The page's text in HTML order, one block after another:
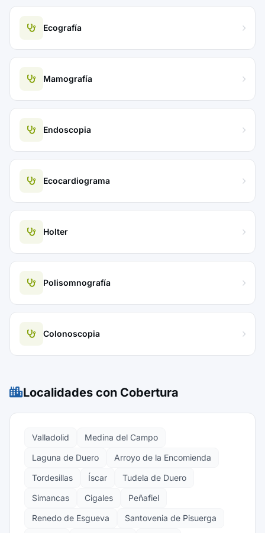
Ecografía
Mamografía
Endoscopia
Ecocardiograma
Holter
Polisomnografía
Colonoscopia
Localidades con Cobertura
Valladolid
Medina del Campo
Laguna de Duero
Arroyo de la Encomienda
Tordesillas
Íscar
Tudela de Duero
Simancas
Cigales
Peñafiel
Renedo de Esgueva
Santovenia de Pisuerga